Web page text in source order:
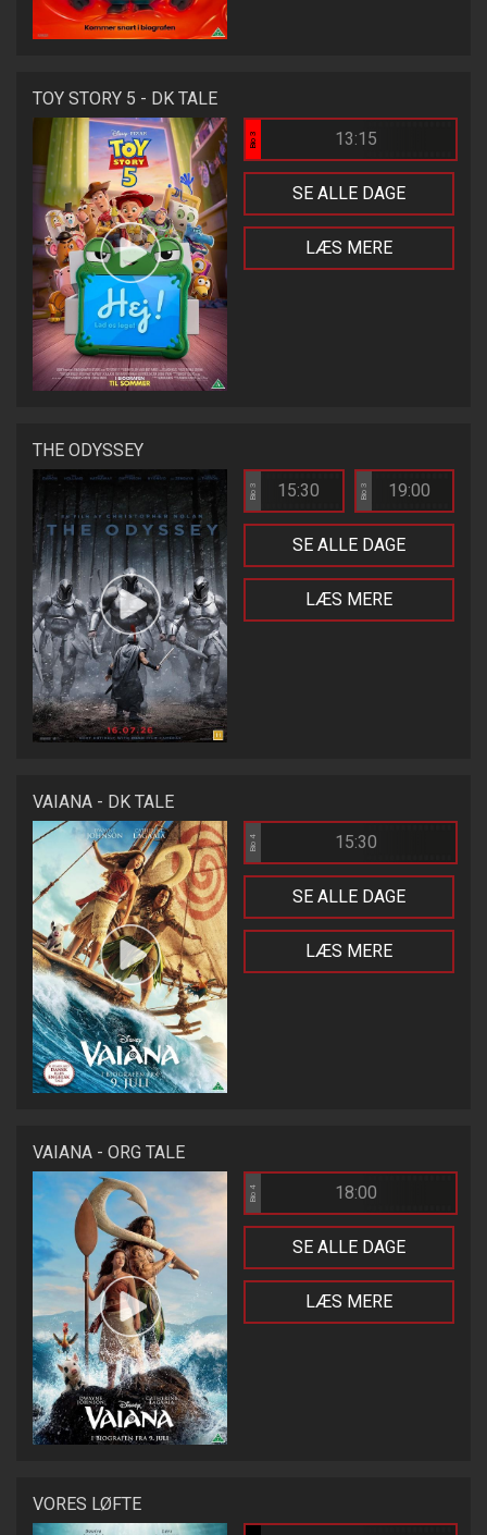
TOY STORY 5 - DK TALE
Bio 3 13:15
SE ALLE DAGE
LÆS MERE
THE ODYSSEY
Bio 3 15:30 Bio 3 19:00
SE ALLE DAGE
LÆS MERE
VAIANA - DK TALE
Bio 4 15:30
SE ALLE DAGE
LÆS MERE
VAIANA - ORG TALE
Bio 4 18:00
SE ALLE DAGE
LÆS MERE
VORES LØFTE